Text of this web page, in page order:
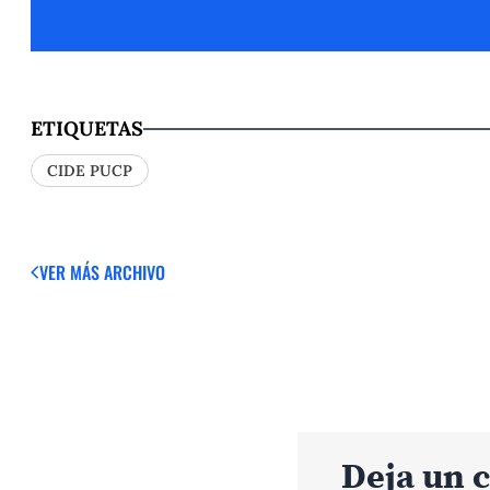
ETIQUETAS
CIDE PUCP
VER MÁSARCHIVO
Deja un